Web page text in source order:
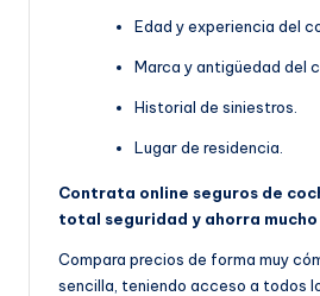
Edad y experiencia del
Marca y antigüedad del
Historial de siniestros.
Lugar de residencia.
Contrata online seguros de
total seguridad y ahorra
Compara precios de forma muy
sencilla, teniendo acceso a todos